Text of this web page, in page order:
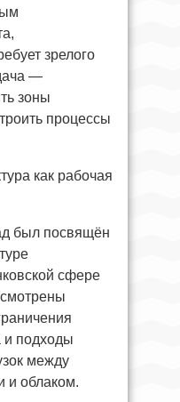
зрелого
—
зоны
процессы
как рабочая
был посвящён
сфере
и подходы
между
и облаком.